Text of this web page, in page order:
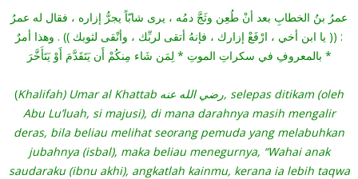
عمرُ بنُ الخطابِ بعد أنْ طُعِن وثَجَّ دمُه ، يرى شابّاً يجرُّ إزاره ، فقال له عمرُ
: (( يا ابن أخي ، ارْفَعْ إزارك ، فإنهُ أتقى لربِّك ، وأنْقى لثوبك )) . وهذا أمرٌ
بالمعروفِ في سكراتِ الموتِ * لِمَن شَاء مِنكُمْ أَن يَتَقَدَّمَ أَوْ يَتَأَخَّرَ *
(Khalifah) Umar al Khattab رضي الله عنه, selepas ditikam (oleh
Abu Lu’luah, si majusi), di mana darahnya masih mengalir
deras, bila beliau melihat seorang pemuda yang melabuhkan
jubahnya (isbal), maka beliau menegurnya, “Wahai anak
saudaraku (ibnu akhi), angkatlah kainmu, kerana ia lebih taqwa